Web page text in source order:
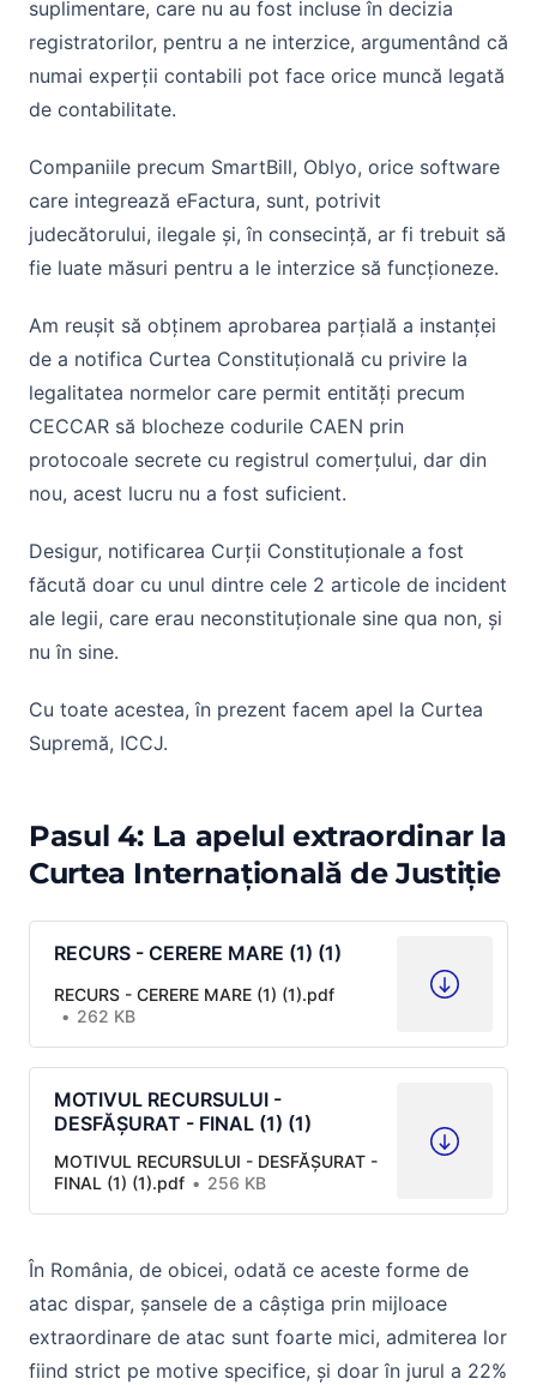
suplimentare, care nu au fost incluse în decizia
registratorilor, pentru a ne interzice, argumentând că
numai experții contabili pot face orice muncă legată
de contabilitate.
Companiile precum SmartBill, Oblyo, orice software
care integrează eFactura, sunt, potrivit
judecătorului, ilegale și, în consecință, ar fi trebuit să
fie luate măsuri pentru a le interzice să funcționeze.
Am reușit să obținem aprobarea parțială a instanței
de a notifica Curtea Constituțională cu privire la
legalitatea normelor care permit entități precum
CECCAR să blocheze codurile CAEN prin
protocoale secrete cu registrul comerțului, dar din
nou, acest lucru nu a fost suficient.
Desigur, notificarea Curții Constituționale a fost
făcută doar cu unul dintre cele 2 articole de incident
ale legii, care erau neconstituționale sine qua non, și
nu în sine.
Cu toate acestea, în prezent facem apel la Curtea
Supremă, ICCJ.
Pasul 4: La apelul extraordinar la
Curtea Internațională de Justiție
RECURS - CERERE MARE (1) (1)
RECURS - CERERE MARE (1) (1).pdf
262 KB
MOTIVUL RECURSULUI -
DESFĂȘURAT - FINAL (1) (1)
MOTIVUL RECURSULUI - DESFĂȘURAT -
FINAL (1) (1).pdf
256 KB
În România, de obicei, odată ce aceste forme de
atac dispar, șansele de a câștiga prin mijloace
extraordinare de atac sunt foarte mici, admiterea lor
fiind strict pe motive specifice, și doar în jurul a 22%